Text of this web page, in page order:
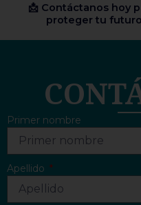
📩 Contáctanos hoy
proteger tu
Primer nombre
Apellido